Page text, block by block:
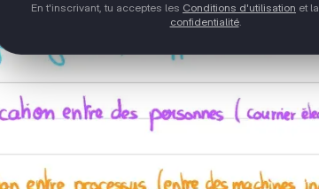
En t'inscrivant, tu acceptes les Conditions d'utilisation et la
confidentialité.